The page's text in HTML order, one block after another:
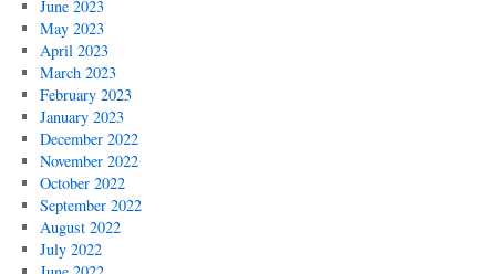
June 2023
May 2023
April 2023
March 2023
February 2023
January 2023
December 2022
November 2022
October 2022
September 2022
August 2022
July 2022